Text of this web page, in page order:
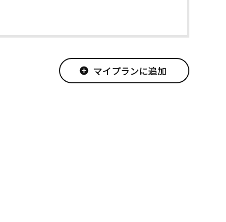
add_circle マイプランに追加